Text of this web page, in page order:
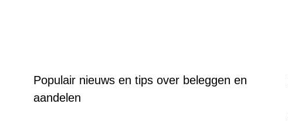
Populair nieuws en tips over beleggen en
aandelen